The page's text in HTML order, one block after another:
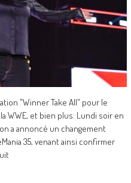
"Winner Take All" pour le
WWE, et bien plus. Lundi soir en
a annoncé un changement
35, venant ainsi confirmer